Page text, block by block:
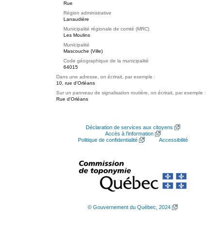
Rue
Région administrative
Lanaudière
Municipalité régionale de comté (MRC)
Les Moulins
Municipalité
Mascouche (Ville)
Code géographique de la municipalité
64015
Dans une adresse, on écrirait, par exemple :
10, rue d'Orléans
Sur un panneau de signalisation routière, on écrirait, par exemple :
Rue d'Orléans
Déclaration de services aux citoyens
Accès à l’information
Politique de confidentialité
Accessibilité
© Gouvernement du Québec, 2024